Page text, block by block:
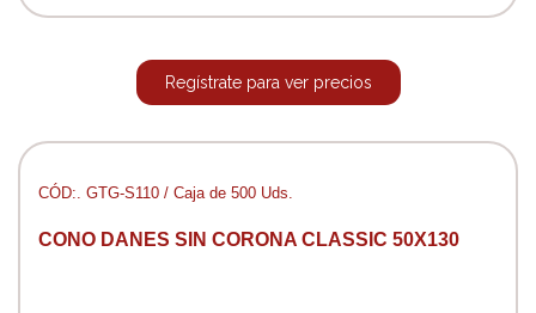
Regístrate para ver precios
CÓD:. GTG-S110 / Caja de 500 Uds.
CONO DANES SIN CORONA CLASSIC 50X130